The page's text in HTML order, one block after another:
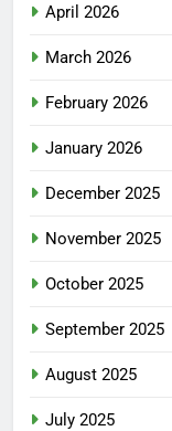
April 2026
March 2026
February 2026
January 2026
December 2025
November 2025
October 2025
September 2025
August 2025
July 2025